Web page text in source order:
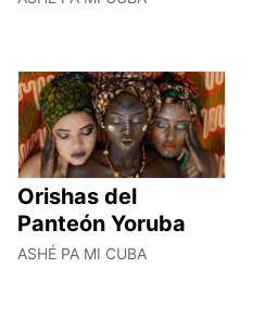
Orishas del
Panteón Yoruba
ASHÉ PA MI CUBA